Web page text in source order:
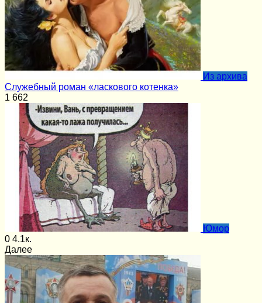
Из архива
Служебный роман «ласкового котенка»
1 662
Юмор
0 4.1к.
Далее